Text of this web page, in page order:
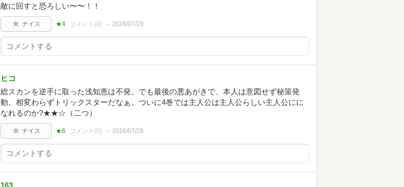
敵に回すと恐ろしい〜〜！！
ナイス ★4 コメント(0) 2026/07/28
ヒコ
総スカンを逆手に取った浅知恵は不発。でも最後の悪あがきで、本人は意図せず秘策発
動。相変わらずトリックスターだなぁ。ついに4巻では主人公は主人公らしい主人公にに
なれるのか?★★☆（二つ）
ナイス ★6 コメント(0) 2026/07/26
163